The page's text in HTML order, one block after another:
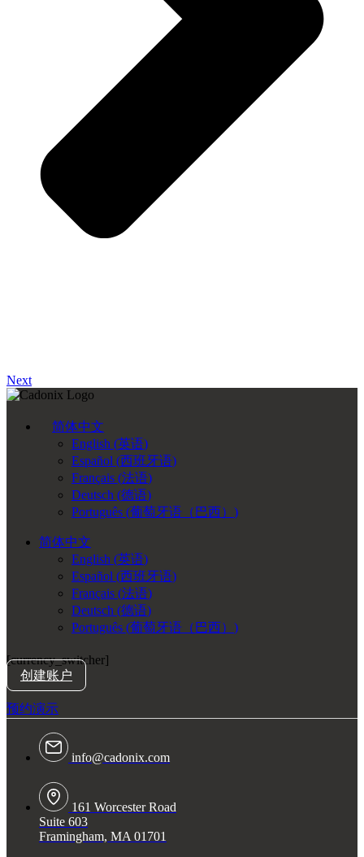
Next
简体中文
English (英语)
Español (西班牙语)
Français (法语)
Deutsch (德语)
Português (葡萄牙语（巴西） )
简体中文
English (英语)
Español (西班牙语)
Français (法语)
Deutsch (德语)
Português (葡萄牙语（巴西） )
[currency_switcher]
创建账户
预约演示
info@cadonix.com
161 Worcester Road
Suite 603
Framingham, MA 01701